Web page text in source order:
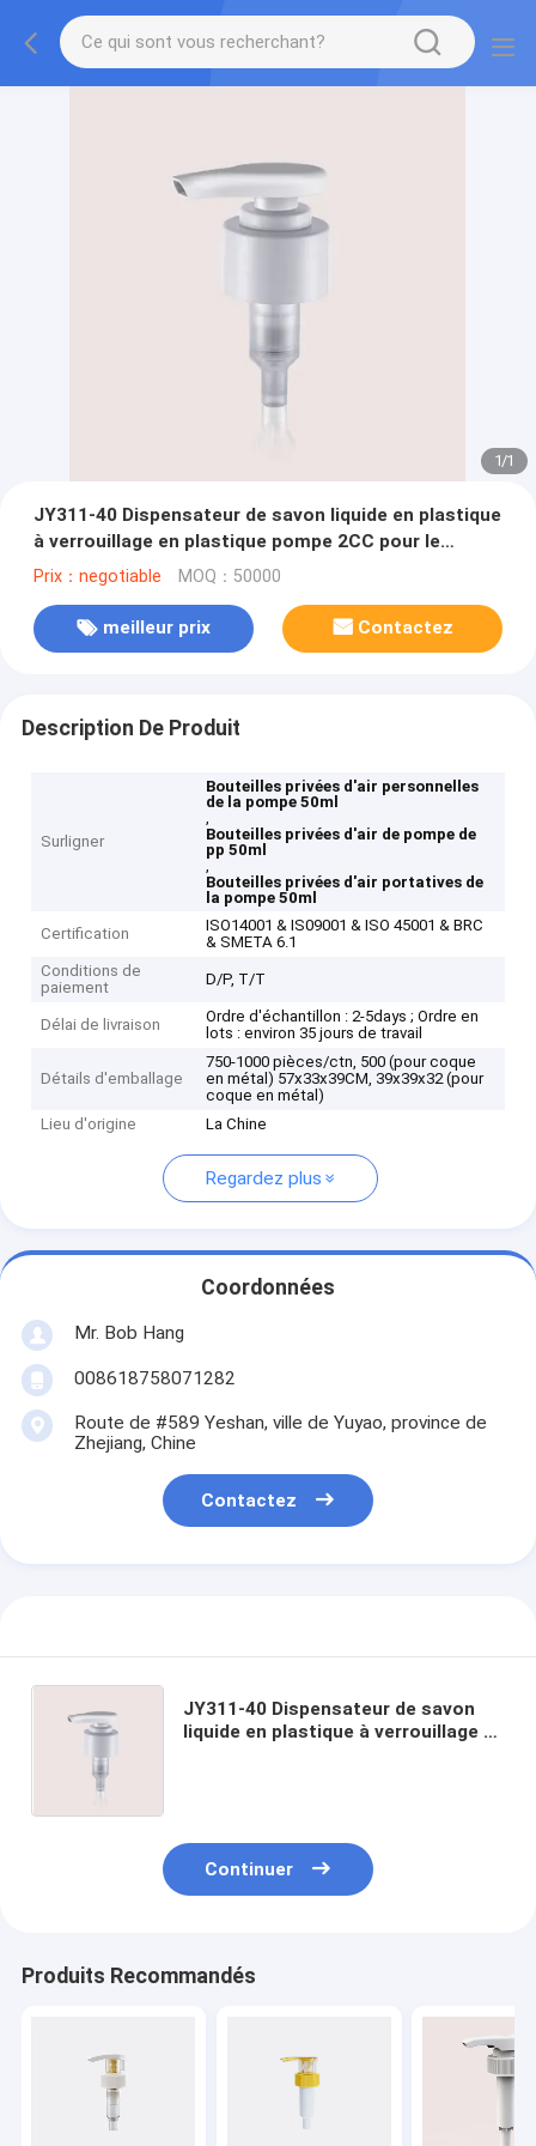
1/1
JY311-40 Dispensateur de savon liquide en plastique
à verrouillage en plastique pompe 2CC pour le
shampooing et l'état des cheveux
Prix：negotiable MOQ：50000
meilleur prix Contactez
Description De Produit
Surligner
Bouteilles privées d'air personnelles
de la pompe 50ml
,
Bouteilles privées d'air de pompe de
pp 50ml
,
Bouteilles privées d'air portatives de
la pompe 50ml
Certification
ISO14001 & IS09001 & ISO 45001 & BRC
& SMETA 6.1
Conditions de
paiement
D/P, T/T
Délai de livraison
Ordre d'échantillon : 2-5days ; Ordre en
lots : environ 35 jours de travail
Détails d'emballage
750-1000 pièces/ctn, 500 (pour coque
en métal) 57x33x39CM, 39x39x32 (pour
coque en métal)
Lieu d'origine
La Chine
Regardez plus
Coordonnées
Mr. Bob Hang
008618758071282
Route de #589 Yeshan, ville de Yuyao, province de
Zhejiang, Chine
Contactez
JY311-40 Dispensateur de savon
liquide en plastique à verrouillage en
Continuer
Produits Recommandés